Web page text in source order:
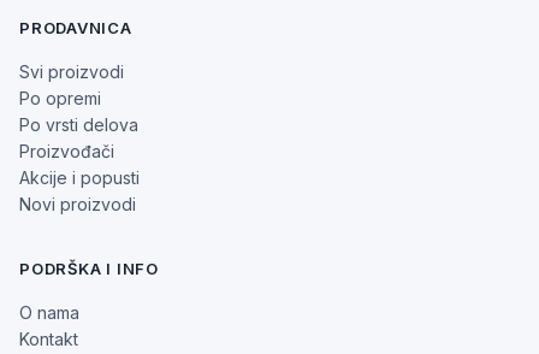
PRODAVNICA
Svi proizvodi
Po opremi
Po vrsti delova
Proizvođači
Akcije i popusti
Novi proizvodi
PODRŠKA I INFO
O nama
Kontakt